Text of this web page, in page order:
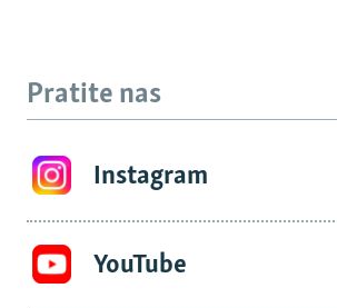
Pratite nas
Instagram
YouTube